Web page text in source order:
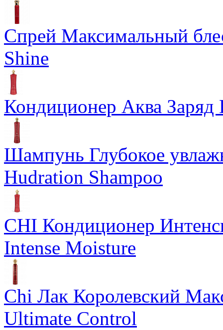
Спрей Максимальный
Shine
Кондиционер Аква Заряд
Шампунь Глубокое
Hudration Shampoo
CHI Кондиционер
Intense Moisture
Chi Лак Королевский
Ultimate Control